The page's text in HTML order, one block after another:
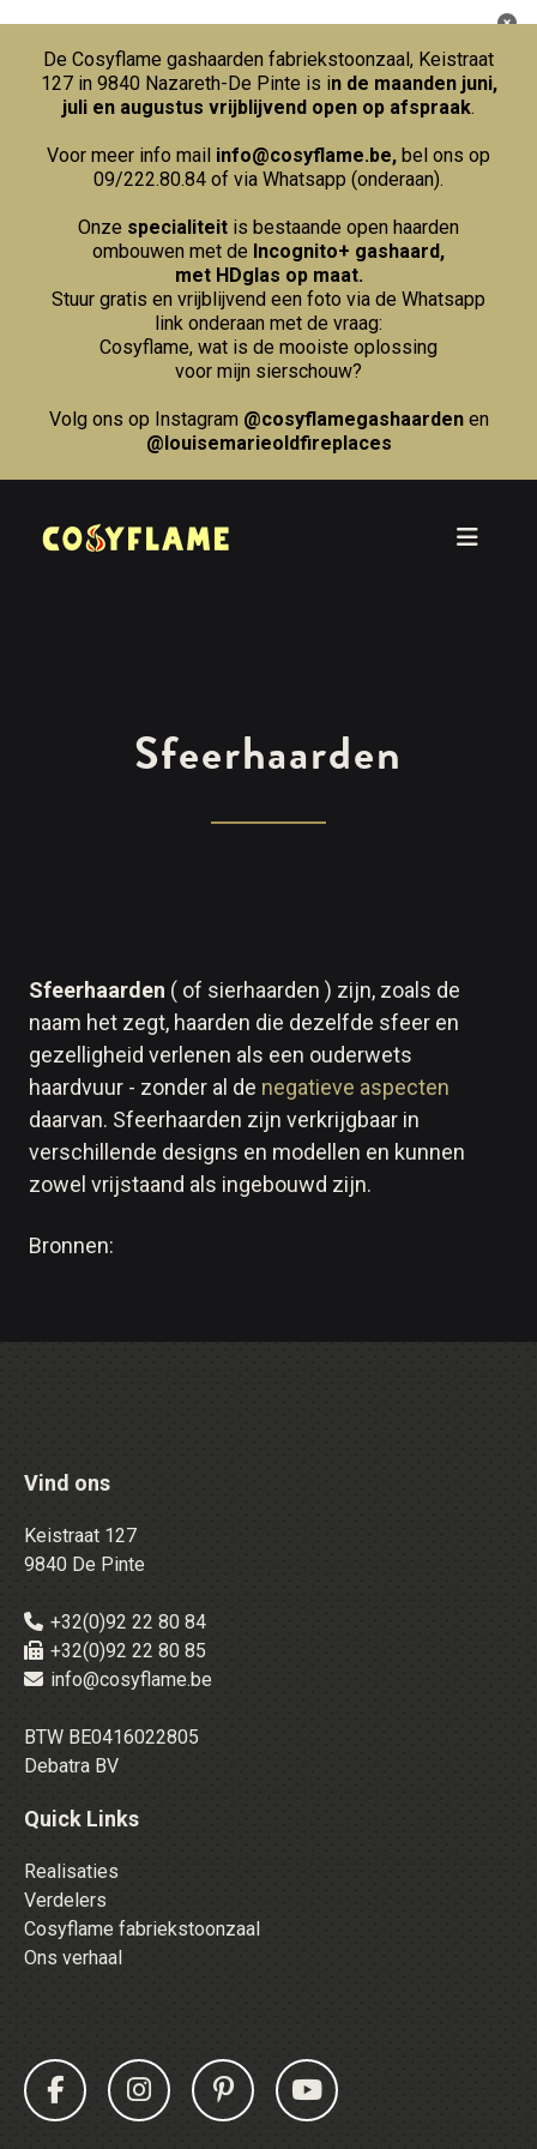
De Cosyflame gashaarden fabriekstoonzaal, Keistraat
127 in 9840 Nazareth-De Pinte is in de maanden juni,
juli en augustus vrijblijvend open op afspraak.
Voor meer info mail info@cosyflame.be, bel ons op
09/222.80.84 of via Whatsapp (onderaan).
Onze specialiteit is bestaande open haarden
ombouwen met de Incognito+ gashaard,
met HDglas op maat.
Stuur gratis en vrijblijvend een foto via de Whatsapp
link onderaan met de vraag:
Cosyflame, wat is de mooiste oplossing
voor mijn sierschouw?
Volg ons op Instagram @cosyflamegashaardenen
@louisemarieoldfireplaces
Sfeerhaarden
Sfeerhaarden ( of sierhaarden ) zijn, zoals de
naam het zegt, haarden die dezelfde sfeer en
gezelligheid verlenen als een ouderwets
haardvuur - zonder al de negatieve aspecten
daarvan. Sfeerhaarden zijn verkrijgbaar in
verschillende designs en modellen en kunnen
zowel vrijstaand als ingebouwd zijn.
Bronnen:
Vind ons
Keistraat 127
9840 De Pinte
+32(0)92 22 80 84
+32(0)92 22 80 85
info@cosyflame.be
BTW BE0416022805
Debatra BV
Quick Links
Realisaties
Verdelers
Cosyflame fabriekstoonzaal
Ons verhaal